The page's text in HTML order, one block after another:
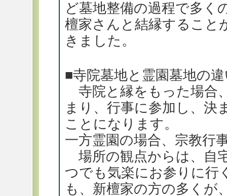
ど墓地整備の過程で多く
檀家さんと結縁すること
きました。
■寺院墓地と霊園墓地の
寺院と縁をもった場合
まり、行事に参加し、決
ことになります。
一方霊園の場合、宗教行
場所の観点からは、自
つでも気楽にお参りに行
も、新檀家の方の多くが